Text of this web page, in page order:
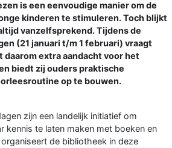
is een eenvoudige manier om de
kinderen te stimuleren. Toch blijkt
vanzelfsprekend. Tijdens de
(21 januari t/m 1 februari) vraagt
extra aandacht voor het
biedt zij ouders praktische
op te bouwen.
zijn een landelijk initiatief om
kennis te laten maken met boeken en
de bibliotheek in deze